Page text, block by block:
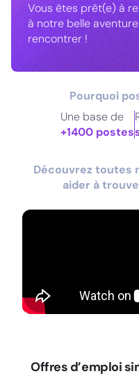
Vous êtes prêt(e) à
à notre belle
rencontrer !
Pourquoi
Une base de
+1400 postes
Découvrez toutes
aider à
Offres d’emploi